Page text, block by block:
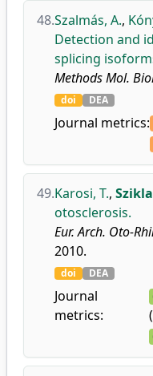
48.Szalmás, A.,
Detection and
splicing
Methods Mol.
doi DEA
Journal metrics:
49.Karosi, T.,
otosclerosis.
Eur. Arch. Oto-
2010.
doi DEA
Journal
metrics: